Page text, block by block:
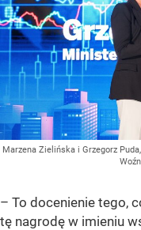
Marzena Zielińska i Grzegorz
– To docenienie tego,
tę nagrodę w imieniu